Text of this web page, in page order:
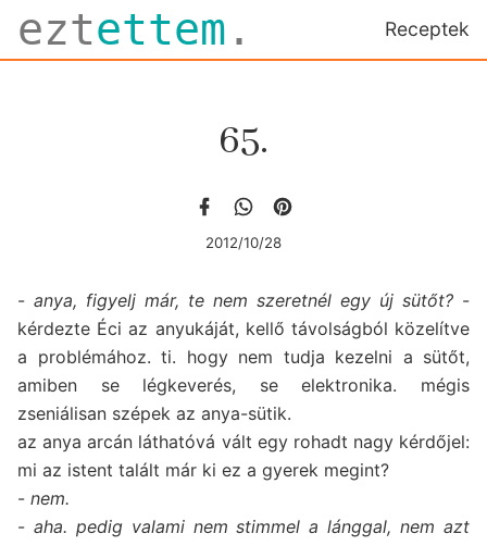
eztettem . Receptek
65.
2012/10/28
- anya, figyelj már, te nem szeretnél egy új sütőt? -
kérdezte Éci az anyukáját, kellő távolságból közelítve
a problémához. ti. hogy nem tudja kezelni a sütőt,
amiben se légkeverés, se elektronika. mégis
zseniálisan szépek az anya-sütik.
az anya arcán láthatóvá vált egy rohadt nagy kérdőjel:
mi az istent talált már ki ez a gyerek megint?
- nem.
- aha. pedig valami nem stimmel a lánggal, nem azt